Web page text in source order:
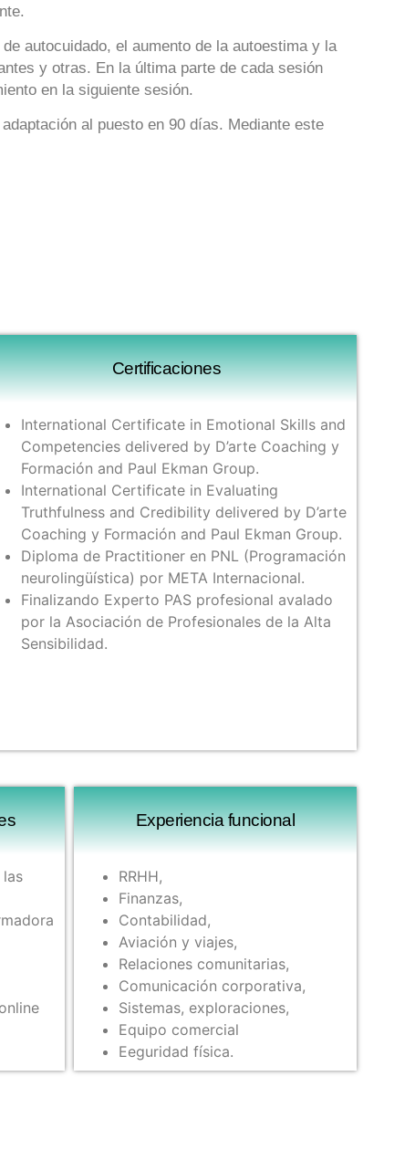
autocuidado, el aumento de la autoestima y la
y otras. En la última parte de cada sesión
en la siguiente sesión.
al puesto en 90 días. Mediante este
Certificaciones
International Certificate in Emotional Skills and
Competencies delivered by D’arte Coaching y
Formación and Paul Ekman Group.
International Certificate in Evaluating
Truthfulness and Credibility delivered by D’arte
Coaching y Formación and Paul Ekman Group.
Diploma de Practitioner en PNL (Programación
neurolingüística) por META Internacional.
Finalizando Experto PAS profesional avalado
por la Asociación de Profesionales de la Alta
Sensibilidad.
Experiencia funcional ​
RRHH,
Finanzas,
Contabilidad,
Aviación y viajes,
Relaciones comunitarias,
Comunicación corporativa,
Sistemas, exploraciones,
Equipo comercial
Eeguridad física.